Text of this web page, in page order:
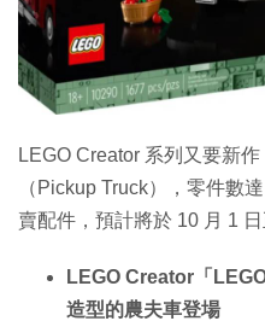
LEGO Creator 系列又要新
（Pickup Truck），零件數
賣配件，預計將於 10 月 1 日
LEGO Creator「
造型的農夫車登場